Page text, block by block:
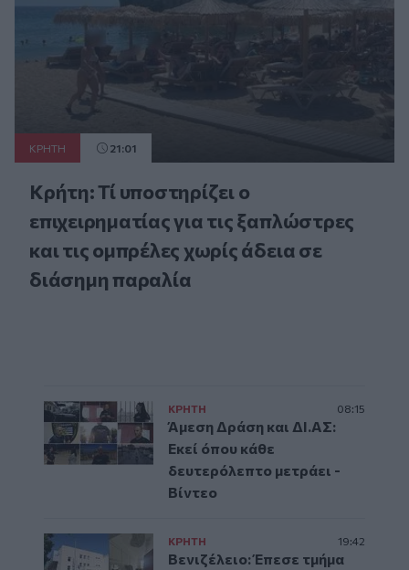
ΚΡΗΤΗ 21:01
Κρήτη: Τί υποστηρίζει ο
επιχειρηματίας για τις ξαπλώστρες
και τις ομπρέλες χωρίς άδεια σε
διάσημη παραλία
ΚΡΗΤΗ 08:15
Άμεση Δράση και ΔΙ.ΑΣ:
Εκεί όπου κάθε
δευτερόλεπτο μετράει -
Βίντεο
ΚΡΗΤΗ 19:42
Βενιζέλειο: Έπεσε τμήμα